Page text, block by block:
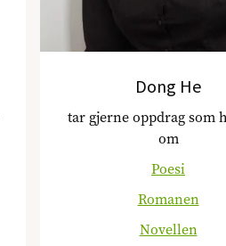
Dong He
tar gjerne oppdrag som
om
Poesi
Romanen
Novellen